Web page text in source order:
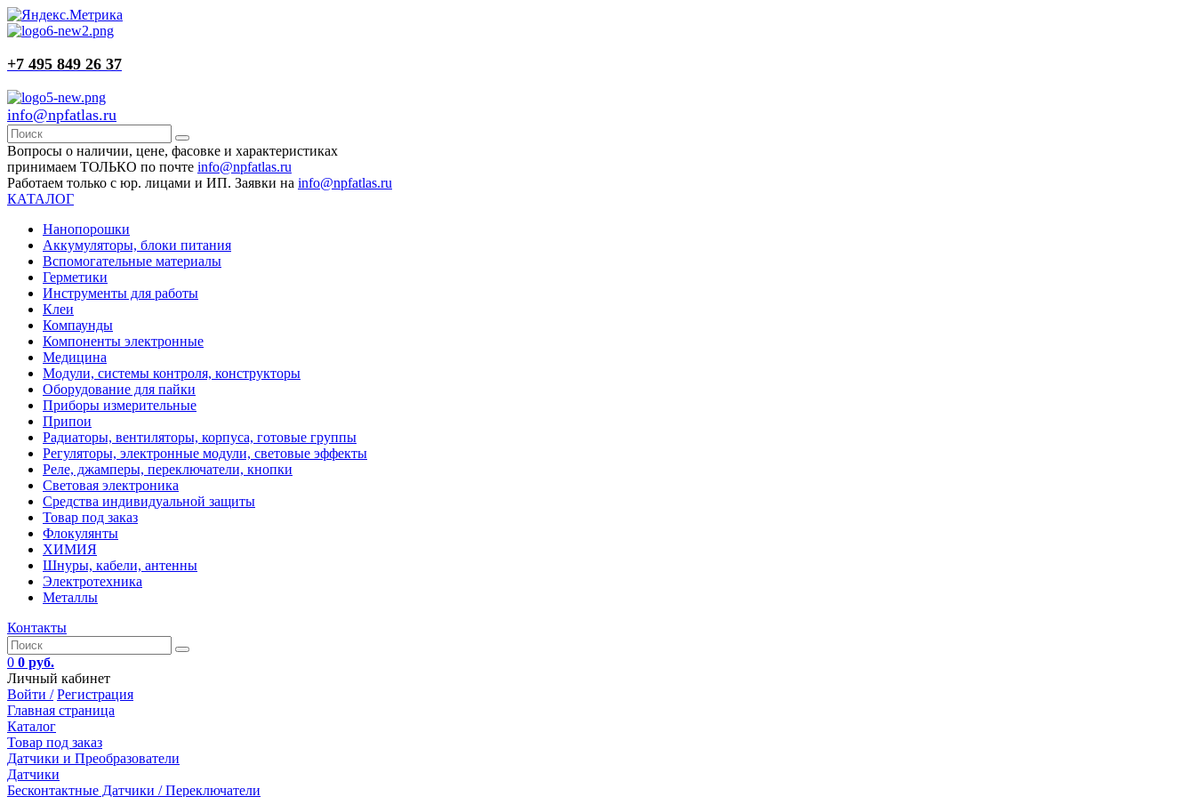
+7 495 849 26 37
info@npfatlas.ru
Вопросы о наличии, цене, фасовке и характеристиках
принимаем ТОЛЬКО по почте info@npfatlas.ru
Работаем только с юр. лицами и ИП. Заявки на info@npfatlas.ru
КАТАЛОГ
Нанопорошки
Аккумуляторы, блоки питания
Вспомогательные материалы
Герметики
Инструменты для работы
Клеи
Компаунды
Компоненты электронные
Медицина
Модули, системы контроля, конструкторы
Оборудование для пайки
Приборы измерительные
Припои
Радиаторы, вентиляторы, корпуса, готовые группы
Регуляторы, электронные модули, световые эффекты
Реле, джамперы, переключатели, кнопки
Световая электроника
Средства индивидуальной защиты
Товар под заказ
Флокулянты
ХИМИЯ
Шнуры, кабели, антенны
Электротехника
Металлы
Контакты
0 0 руб.
Личный кабинет
Войти / Регистрация
Главная страница
Каталог
Товар под заказ
Датчики и Преобразователи
Датчики
Бесконтактные Датчики / Переключатели